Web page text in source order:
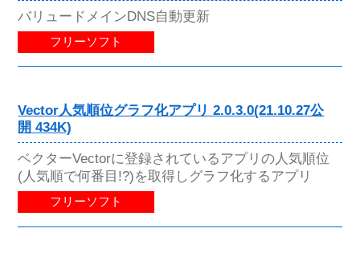
バリュードメインDNS自動更新
フリーソフト
Vector人気順位グラフ化アプリ 2.0.3.0(21.10.27公
開 434K)
ベクターVectorに登録されているアプリの人気順位
(人気順で何番目!?)を取得しグラフ化するアプリ
フリーソフト